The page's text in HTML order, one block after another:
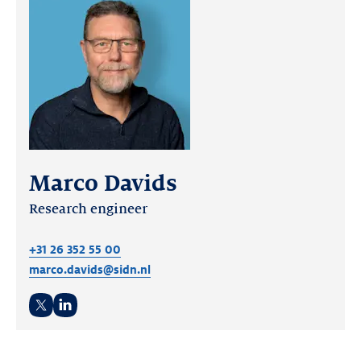
Marco Davids
Research engineer
+31 26 352 55 00
marco.davids@sidn.nl